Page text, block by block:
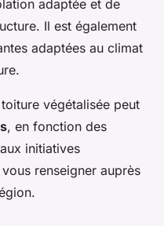
adaptée et de
Il est également
adaptées au climat
toiture végétalisée peut
, en fonction des
initiatives
renseigner auprès